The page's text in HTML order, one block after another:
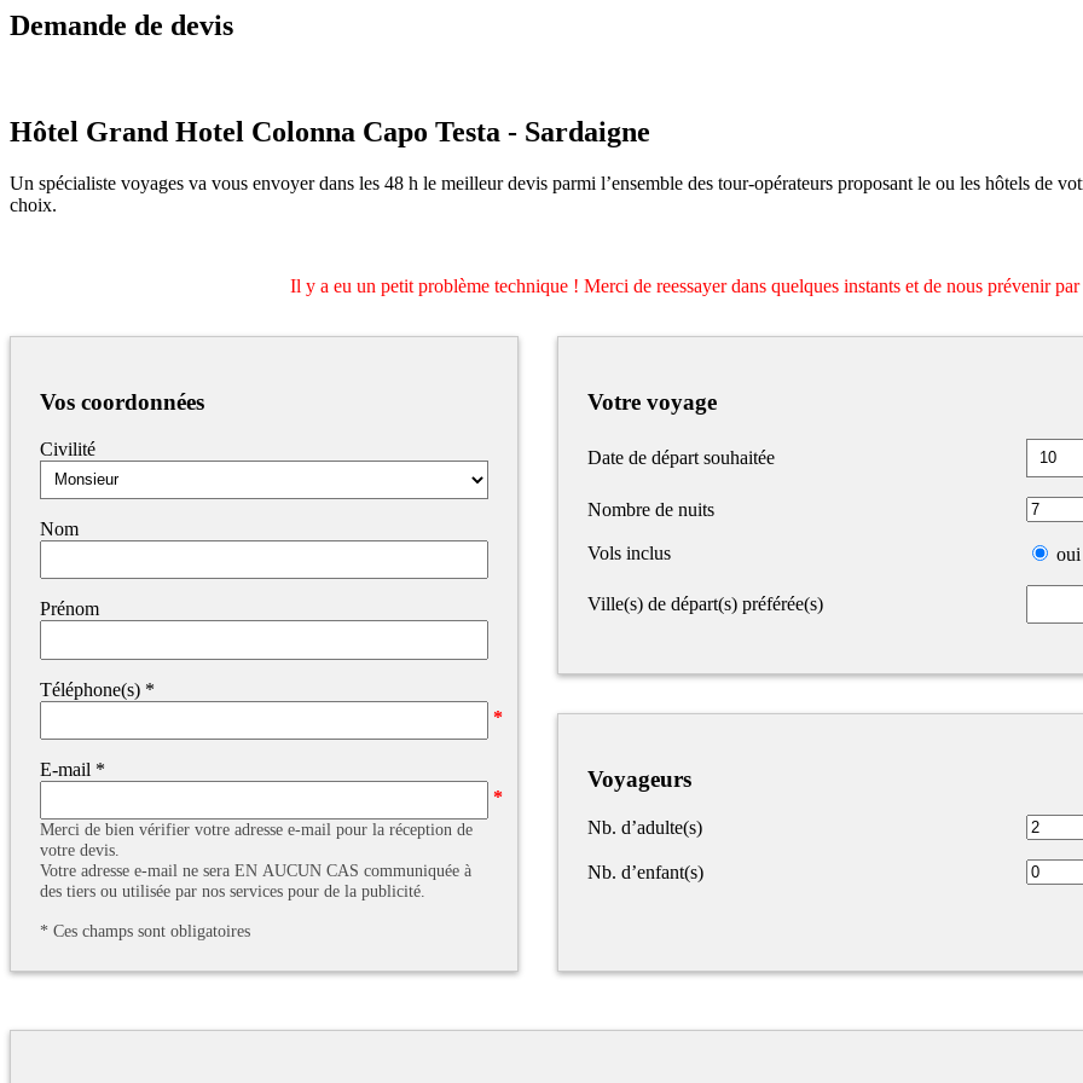
Demande de devis
Hôtel Grand Hotel Colonna Capo Testa - Sardaigne
Un spécialiste voyages va vous envoyer dans les 48 h le meilleur devis parmi l’ensemble des tour-opérateurs proposant le ou les hôtels de
choix.
Il y a eu un petit problème technique ! Merci de reessayer dans quelques instants et de nous prévenir
Vos coordonnées
Civilité
Nom
Prénom
Téléphone(s) *
E-mail *
Merci de bien vérifier votre adresse e-mail pour la réception de
votre devis.
Votre adresse e-mail ne sera EN AUCUN CAS communiquée à
des tiers ou utilisée par nos services pour de la publicité.
* Ces champs sont obligatoires
Votre voyage
Date de départ souhaitée
Nombre de nuits
Vols inclus oui
Ville(s) de départ(s) préférée(s)
Voyageurs
Nb. d’adulte(s)
Nb. d’enfant(s)